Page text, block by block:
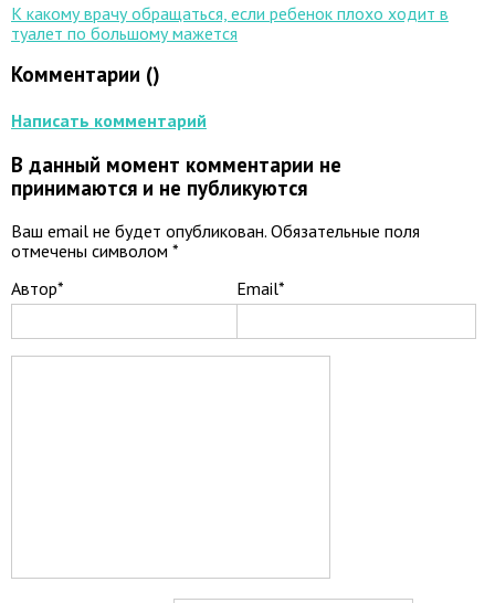
К какому врачу обращаться, если ребенок плохо ходит в
туалет по большому мажется
Комментарии ()
Написать комментарий
В данный момент комментарии не
принимаются и не публикуются
Ваш email не будет опубликован. Обязательные поля
отмечены символом *
Автор*
Email*